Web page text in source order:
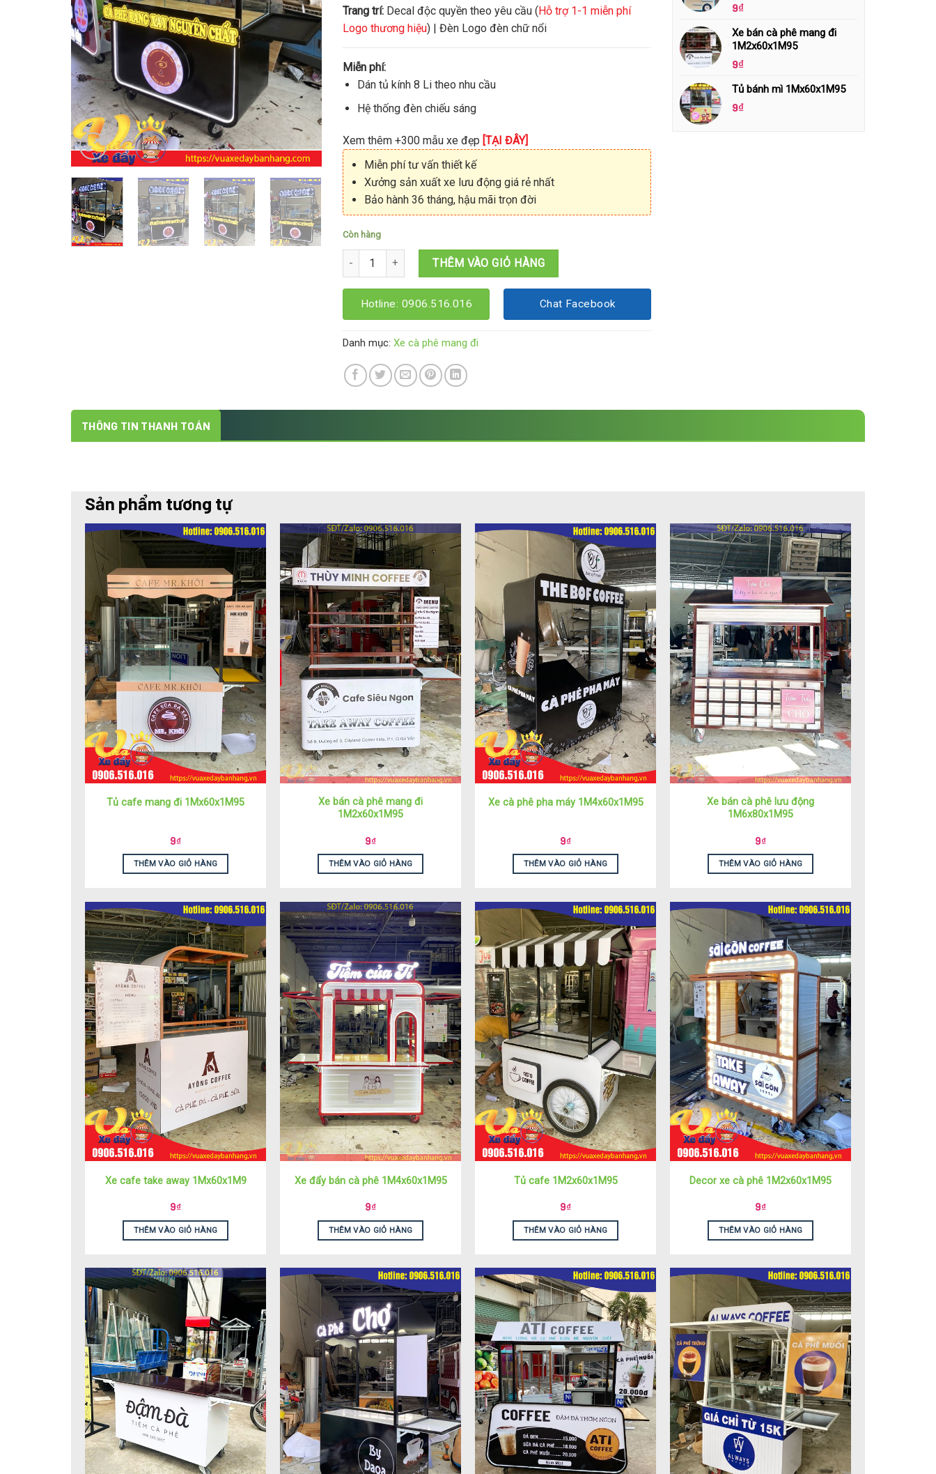
Trang trí: Decal độc quyền theo yêu cầu (Hỗ trợ 1-1 miễn phí
Logo thương hiệu) | Đèn Logo đèn chữ nổi
Miễn phí:
Dán tủ kính 8 Li theo nhu cầu
Hệ thống đèn chiếu sáng
Xem thêm +300 mẫu xe đẹp [TẠI ĐÂY]
Miễn phí tư vấn thiết kế
Xưởng sản xuất xe lưu động giá rẻ nhất
Bảo hành 36 tháng, hậu mãi trọn đời
Còn hàng
Xe cà phê nguyên chất 1M2x60x1M95 số lượng
THÊM VÀO GIỎ HÀNG
Hotline: 0906.516.016 Chat Facebook
Danh mục: Xe cà phê mang đi
9₫
Xe bán cà phê mang đi
1M2x60x1M95
9₫
Tủ bánh mì 1Mx60x1M95
9₫
THÔNG TIN THANH TOÁN
Sản phẩm tương tự
Tủ cafe mang đi 1Mx60x1M95
9₫
THÊM VÀO GIỎ HÀNG
Xe bán cà phê mang đi
1M2x60x1M95
9₫
THÊM VÀO GIỎ HÀNG
Xe cà phê pha máy 1M4x60x1M95
9₫
THÊM VÀO GIỎ HÀNG
Xe bán cà phê lưu động
1M6x80x1M95
9₫
THÊM VÀO GIỎ HÀNG
Xe cafe take away 1Mx60x1M9
9₫
THÊM VÀO GIỎ HÀNG
Xe đẩy bán cà phê 1M4x60x1M95
9₫
THÊM VÀO GIỎ HÀNG
Tủ cafe 1M2x60x1M95
9₫
THÊM VÀO GIỎ HÀNG
Decor xe cà phê 1M2x60x1M95
9₫
THÊM VÀO GIỎ HÀNG